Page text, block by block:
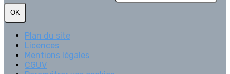
OK
Plan du site
Licences
Mentions légales
CGUV